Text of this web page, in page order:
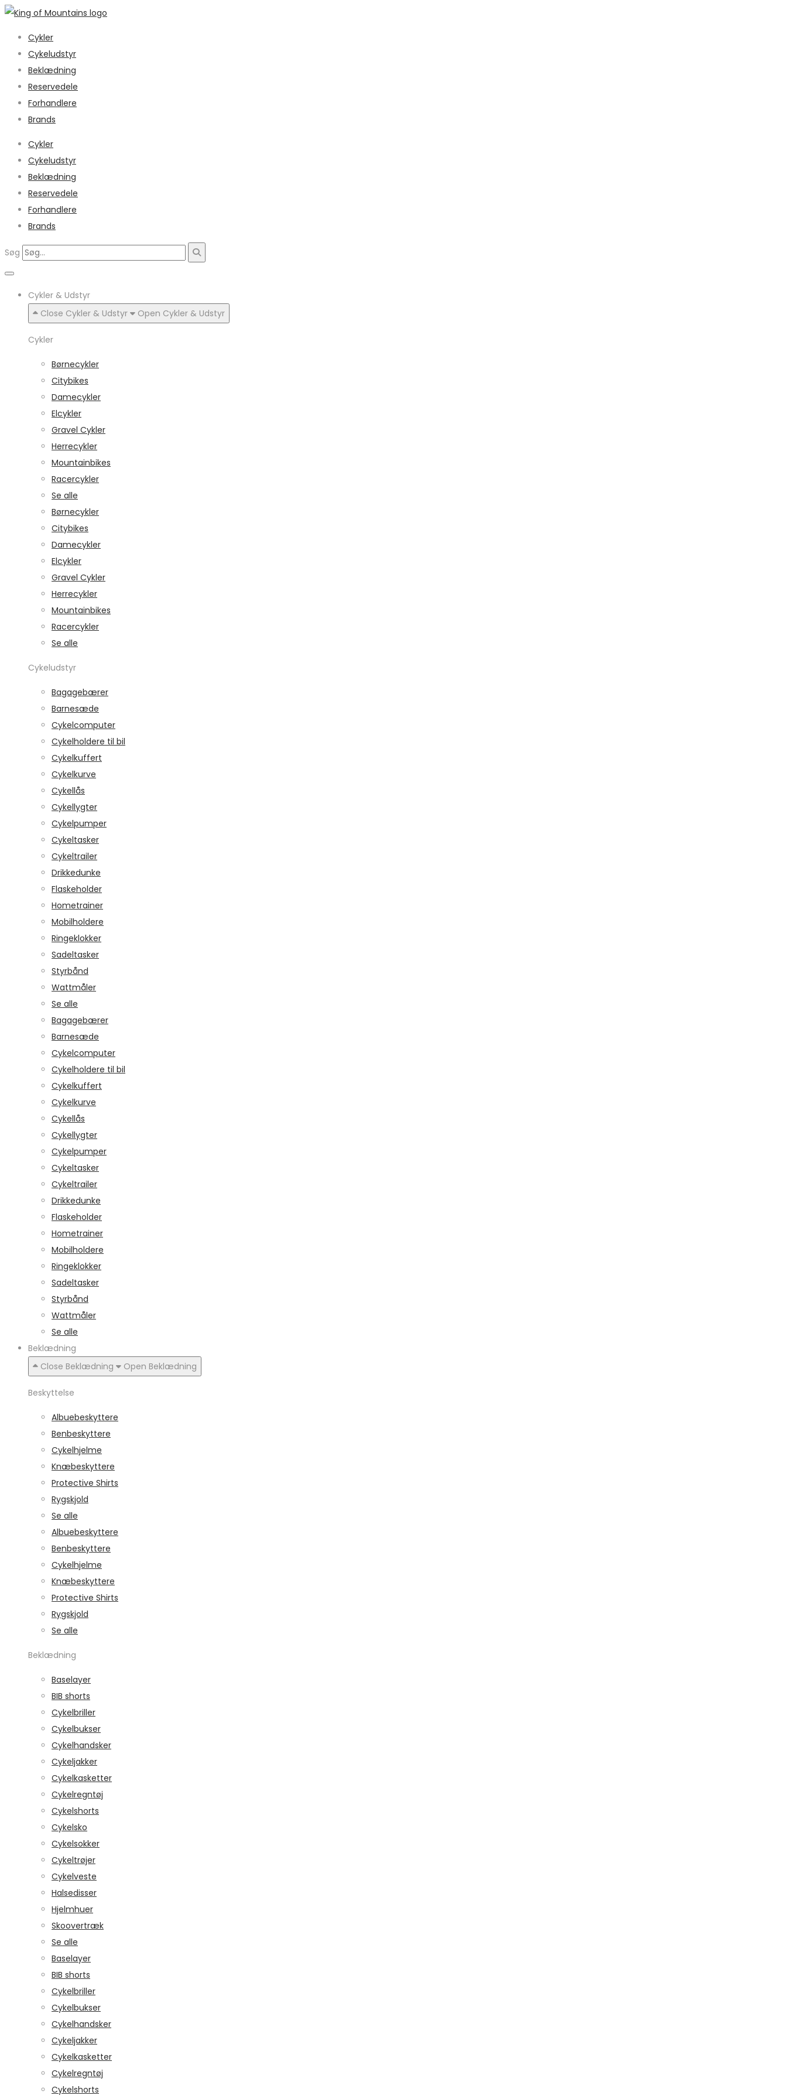
Cykler
Cykeludstyr
Beklædning
Reservedele
Forhandlere
Brands
Cykler
Cykeludstyr
Beklædning
Reservedele
Forhandlere
Brands
Søg
Cykler & Udstyr
Close Cykler & Udstyr
Open Cykler & Udstyr
Cykler
Børnecykler
Citybikes
Damecykler
Elcykler
Gravel Cykler
Herrecykler
Mountainbikes
Racercykler
Se alle
Børnecykler
Citybikes
Damecykler
Elcykler
Gravel Cykler
Herrecykler
Mountainbikes
Racercykler
Se alle
Cykeludstyr
Bagagebærer
Barnesæde
Cykelcomputer
Cykelholdere til bil
Cykelkuffert
Cykelkurve
Cykellås
Cykellygter
Cykelpumper
Cykeltasker
Cykeltrailer
Drikkedunke
Flaskeholder
Hometrainer
Mobilholdere
Ringeklokker
Sadeltasker
Styrbånd
Wattmåler
Se alle
Bagagebærer
Barnesæde
Cykelcomputer
Cykelholdere til bil
Cykelkuffert
Cykelkurve
Cykellås
Cykellygter
Cykelpumper
Cykeltasker
Cykeltrailer
Drikkedunke
Flaskeholder
Hometrainer
Mobilholdere
Ringeklokker
Sadeltasker
Styrbånd
Wattmåler
Se alle
Beklædning
Close Beklædning
Open Beklædning
Beskyttelse
Albuebeskyttere
Benbeskyttere
Cykelhjelme
Knæbeskyttere
Protective Shirts
Rygskjold
Se alle
Albuebeskyttere
Benbeskyttere
Cykelhjelme
Knæbeskyttere
Protective Shirts
Rygskjold
Se alle
Beklædning
Baselayer
BIB shorts
Cykelbriller
Cykelbukser
Cykelhandsker
Cykeljakker
Cykelkasketter
Cykelregntøj
Cykelshorts
Cykelsko
Cykelsokker
Cykeltrøjer
Cykelveste
Halsedisser
Hjelmhuer
Skoovertræk
Se alle
Baselayer
BIB shorts
Cykelbriller
Cykelbukser
Cykelhandsker
Cykeljakker
Cykelkasketter
Cykelregntøj
Cykelshorts